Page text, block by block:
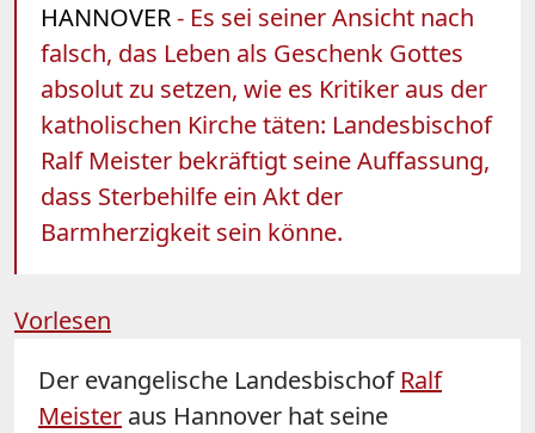
HANNOVER- Es sei seiner Ansicht nach
falsch, das Leben als Geschenk Gottes
absolut zu setzen, wie es Kritiker aus der
katholischen Kirche täten: Landesbischof
Ralf Meister bekräftigt seine Auffassung,
dass Sterbehilfe ein Akt der
Barmherzigkeit sein könne.
Vorlesen
Der evangelische Landesbischof Ralf
Meister aus Hannover hat seine